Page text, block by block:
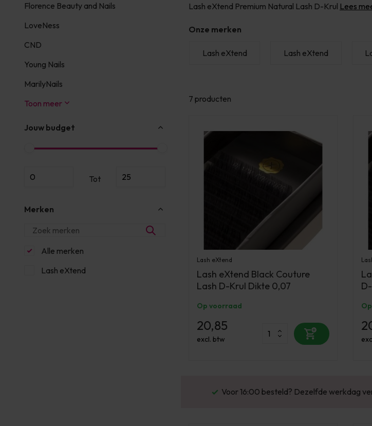
Florence Beauty and Nails
LoveNess
CND
Young Nails
MarilyNails
Toon meer
Jouw budget
Tot
Merken
Alle merken
Lash eXtend
Lash eXtend Premium Natural Lash D-Krul Lees
Onze merken
Lash eXtend Lash eXtend
7 producten
Lash eXtend
Lash eXtend Black Couture
Lash D-Krul Dikte 0,07
Op voorraad
20,85
excl. btw
Enorm assortiment & alle bekende